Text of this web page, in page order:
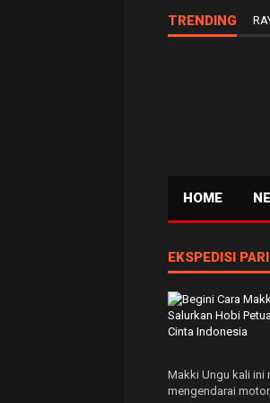
TRENDING
HOME
EKSPEDISI
Makki Ungu kali ini
mengendarai